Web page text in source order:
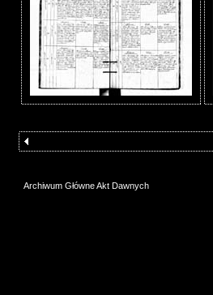
Archiwum Główne Akt Dawnych